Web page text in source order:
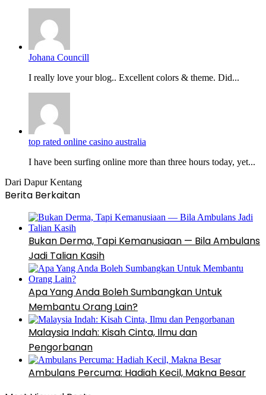
Johana Councill
I really love your blog.. Excellent colors & theme. Did...
top rated online casino australia
I have been surfing online more than three hours today, yet...
Dari Dapur Kentang
Berita Berkaitan
Bukan Derma, Tapi Kemanusiaan — Bila Ambulans
Jadi Talian Kasih
Apa Yang Anda Boleh Sumbangkan Untuk
Membantu Orang Lain?
Malaysia Indah: Kisah Cinta, Ilmu dan
Pengorbanan
Ambulans Percuma: Hadiah Kecil, Makna Besar